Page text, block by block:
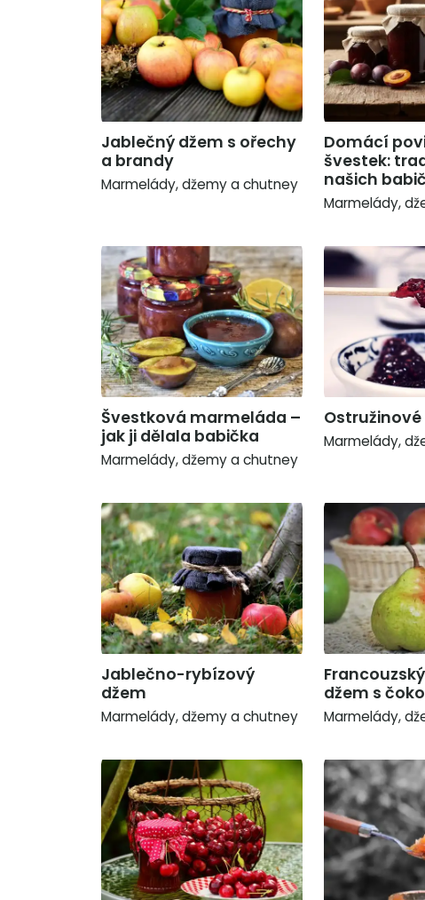
Jablečný džem s ořechy
a brandy
Marmelády, džemy a chutney
Domácí
švestek:
našich
Marmelády,
Švestková marmeláda –
jak ji dělala babička
Marmelády, džemy a chutney
Ostružinové
Marmelády,
Jablečno-rybízový
džem
Marmelády, džemy a chutney
džem s
Marmelády,